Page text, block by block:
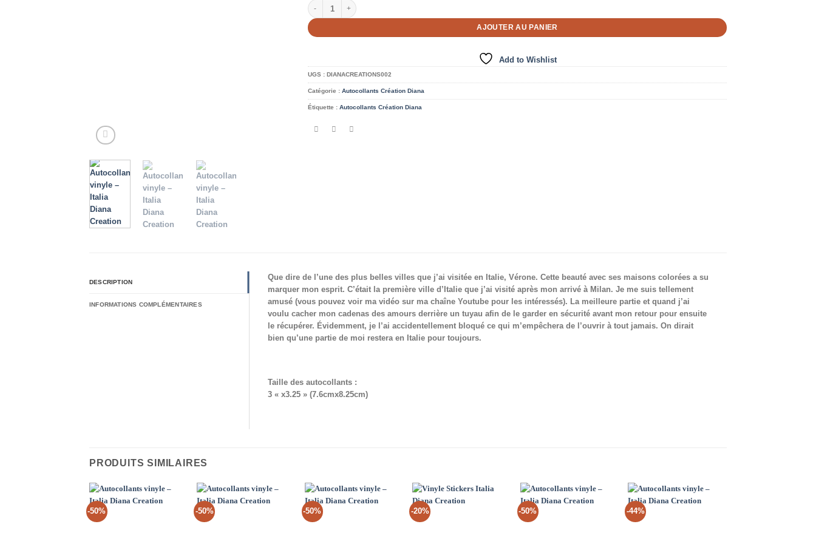
quantité de Autocollants en vinyle imperméables – Collant cadenas coeur
AJOUTER AU PANIER
Add to Wishlist
UGS : DIANACREATIONS002
Catégorie : Autocollants Création Diana
Étiquette : Autocollants Création Diana
DESCRIPTION
INFORMATIONS COMPLÉMENTAIRES
Que dire de l’une des plus belles villes que j’ai visitée en Italie, Vérone. Cette beauté avec ses maisons colorées a su
marquer mon esprit. C’était la première ville d’Italie que j’ai visité après mon arrivé à Milan. Je me suis tellement
amusé (vous pouvez voir ma vidéo sur ma chaîne Youtube pour les intéressés). La meilleure partie et quand j’ai
voulu cacher mon cadenas des amours derrière un tuyau afin de le garder en sécurité avant mon retour pour ensuite
le récupérer. Évidemment, je l’ai accidentellement bloqué ce qui m’empêchera de l’ouvrir à tout jamais. On dirait
bien qu’une partie de moi restera en Italie pour toujours.
Taille des autocollants :
3 « x3.25 » (7.6cmx8.25cm)
PRODUITS SIMILAIRES
-50% -50% -50% -20% -50% -44%